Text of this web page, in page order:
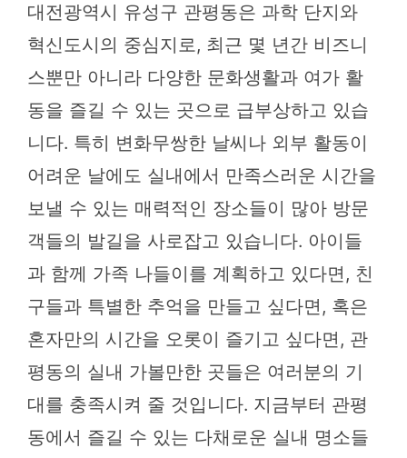
대전광역시 유성구 관평동은 과학 단지와
혁신도시의 중심지로, 최근 몇 년간 비즈니
스뿐만 아니라 다양한 문화생활과 여가 활
동을 즐길 수 있는 곳으로 급부상하고 있습
니다. 특히 변화무쌍한 날씨나 외부 활동이
어려운 날에도 실내에서 만족스러운 시간을
보낼 수 있는 매력적인 장소들이 많아 방문
객들의 발길을 사로잡고 있습니다. 아이들
과 함께 가족 나들이를 계획하고 있다면, 친
구들과 특별한 추억을 만들고 싶다면, 혹은
혼자만의 시간을 오롯이 즐기고 싶다면, 관
평동의 실내 가볼만한 곳들은 여러분의 기
대를 충족시켜 줄 것입니다. 지금부터 관평
동에서 즐길 수 있는 다채로운 실내 명소들